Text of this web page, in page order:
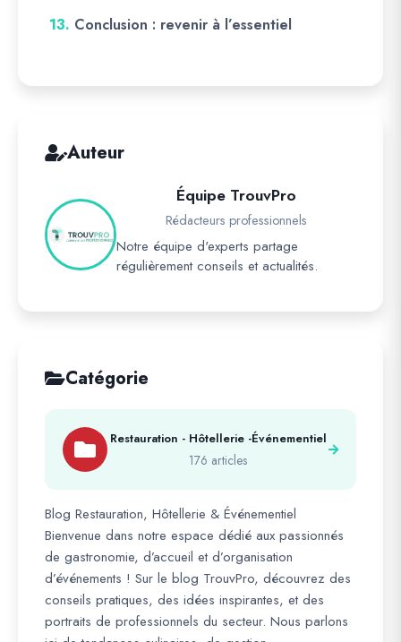
13. Conclusion : revenir à l’essentiel
Auteur
Équipe TrouvPro
Rédacteurs professionnels
Notre équipe d'experts partage
régulièrement conseils et actualités.
Catégorie
Restauration - Hôtellerie -Événementiel
176 articles
Blog Restauration, Hôtellerie & Événementiel
Bienvenue dans notre espace dédié aux passionnés
de gastronomie, d’accueil et d’organisation
d’événements ! Sur le blog TrouvPro, découvrez des
conseils pratiques, des idées inspirantes, et des
portraits de professionnels du secteur. Nous parlons